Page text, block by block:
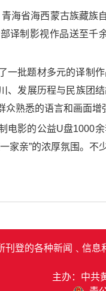
海省海西蒙古族藏族
译制影视作品送至
一批题材多元的译制
、发展历程与民族团
众熟悉的语言和画面
电影的公益U盘1000
家亲”的浓厚氛围。
刊登的各种新闻﹑信息
主办：中共